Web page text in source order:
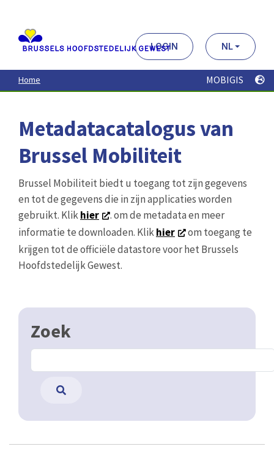
contenu
principal
LOGIN NL
Home MOBIGIS
Metadatacatalogus van
Brussel Mobiliteit
Brussel Mobiliteit biedt u toegang tot zijn gegevens
en tot de gegevens die in zijn applicaties worden
gebruikt. Klikhier
. om de metadata en meer
informatie te downloaden. Klikhier
om toegang te
krijgen tot de officiële datastore voor het Brussels
Hoofdstedelijk Gewest.
Zoek